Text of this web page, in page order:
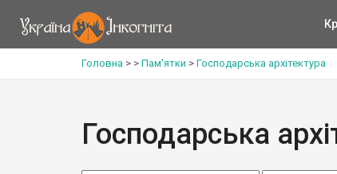
Головна > > Пам'ятки > Господарська архітектура
Господарська